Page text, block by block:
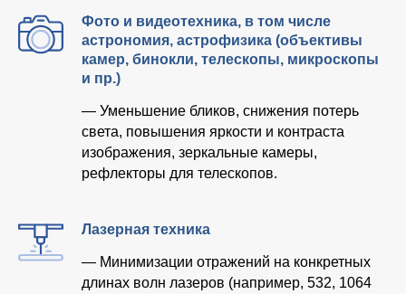
Фото и видеотехника, в том числе
астрономия, астрофизика (объективы
камер, бинокли, телескопы, микроскопы
и пр.)
— Уменьшение бликов, снижения потерь
света, повышения яркости и контраста
изображения, зеркальные камеры,
рефлекторы для телескопов.
Лазерная техника
— Минимизации отражений на конкретных
длинах волн лазеров (например, 532, 1064